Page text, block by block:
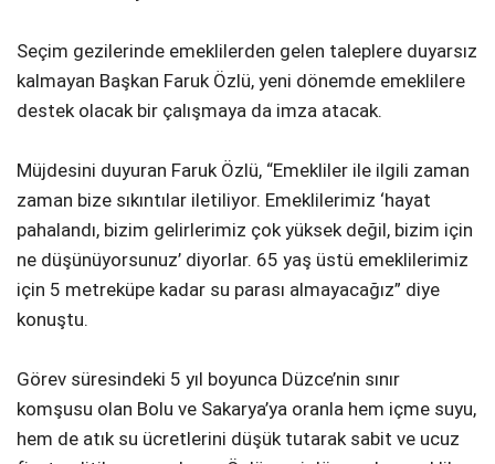
Seçim gezilerinde emeklilerden gelen taleplere duyarsız
kalmayan Başkan Faruk Özlü, yeni dönemde emeklilere
destek olacak bir çalışmaya da imza atacak.
Müjdesini duyuran Faruk Özlü, “Emekliler ile ilgili zaman
zaman bize sıkıntılar iletiliyor. Emeklilerimiz ‘hayat
pahalandı, bizim gelirlerimiz çok yüksek değil, bizim için
ne düşünüyorsunuz’ diyorlar. 65 yaş üstü emeklilerimiz
için 5 metreküpe kadar su parası almayacağız” diye
konuştu.
Görev süresindeki 5 yıl boyunca Düzce’nin sınır
komşusu olan Bolu ve Sakarya’ya oranla hem içme suyu,
hem de atık su ücretlerini düşük tutarak sabit ve ucuz